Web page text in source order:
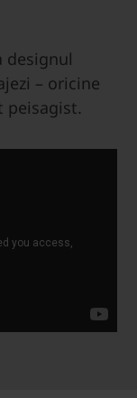
designul
– oricine
peisagist.